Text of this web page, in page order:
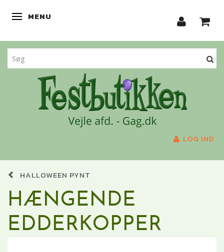
SKIFTE NAVIGATION
MENU
LOG IND
HALLOWEEN PYNT
HÆNGENDE
EDDERKOPPER